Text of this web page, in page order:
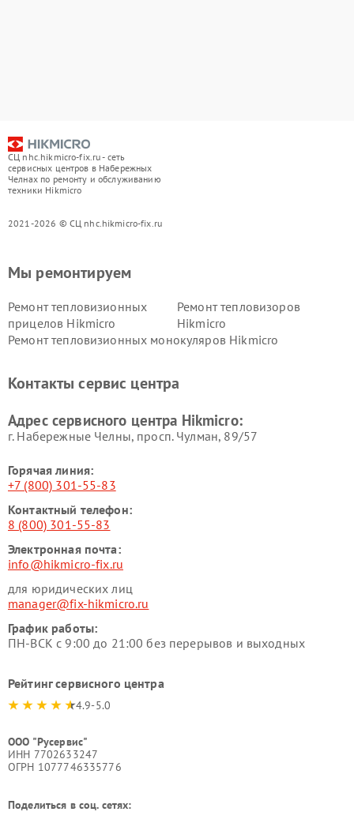
СЦ nhc.hikmicro-fix.ru - сеть
сервисных центров в Набережных
Челнах по ремонту и обслуживанию
техники Hikmicro
2021-2026 © СЦ nhc.hikmicro-fix.ru
Мы ремонтируем
Ремонт тепловизионных
прицелов Hikmicro
Ремонт тепловизоров
Hikmicro
Ремонт тепловизионных монокуляров Hikmicro
Контакты сервис центра
Адрес сервисного центра Hikmicro:
г. Набережные Челны, просп. Чулман, 89/57
Горячая линия:
+7 (800) 301-55-83
Контактный телефон:
8 (800) 301-55-83
Электронная почта:
info@hikmicro-fix.ru
для юридических лиц
manager@fix-hikmicro.ru
График работы:
ПН-ВСК с 9:00 до 21:00 без перерывов и выходных
Рейтинг сервисного центра
4.9-5.0
ООО "Русервис"
ИНН 7702633247
ОГРН 1077746335776
Поделиться в соц. сетях: